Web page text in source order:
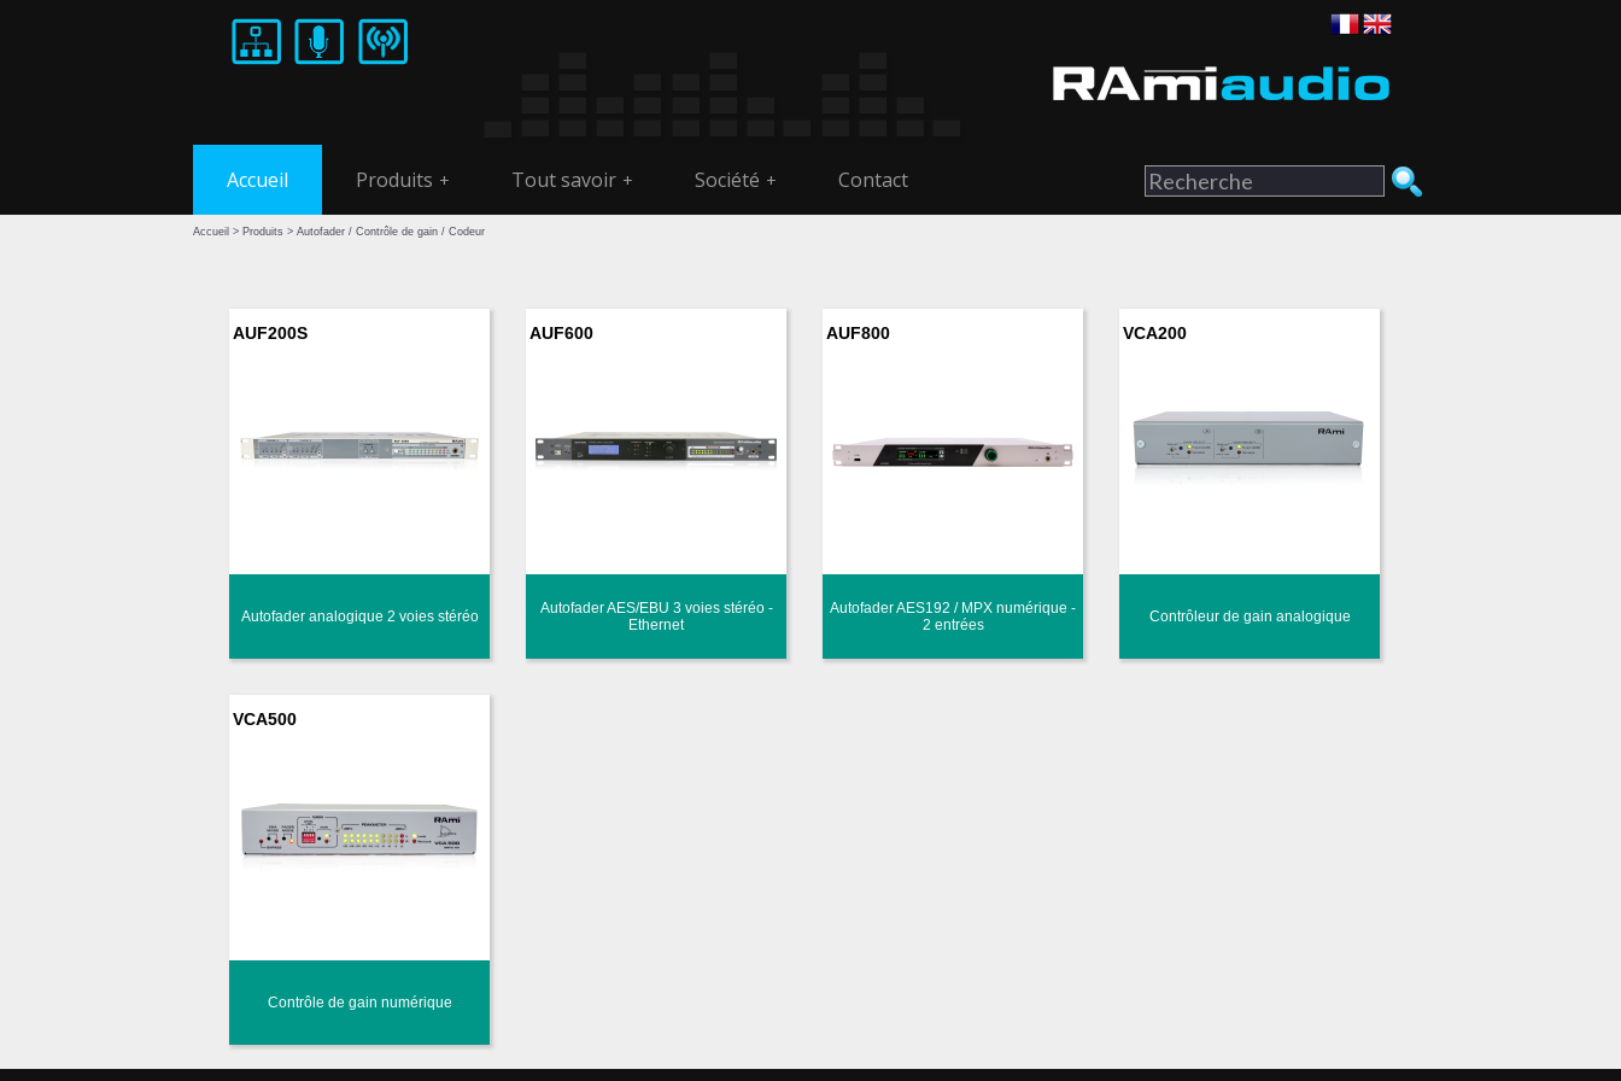
Accueil Produits + Tout savoir + Société + Contact
Accueil > Produits > Autofader / Contrôle de gain / Codeur
AUF200S
Autofader analogique 2 voies stéréo
AUF600
Autofader AES/EBU 3 voies stéréo -
Ethernet
AUF800
Autofader AES192 / MPX numérique -
2 entrées
VCA200
Contrôleur de gain analogique
VCA500
Contrôle de gain numérique